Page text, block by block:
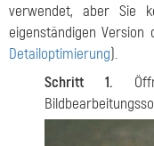
verwendet, aber Sie
eigenständigen
Detailoptimierung).
Schritt 1.